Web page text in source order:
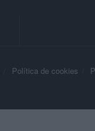
Política de cookies